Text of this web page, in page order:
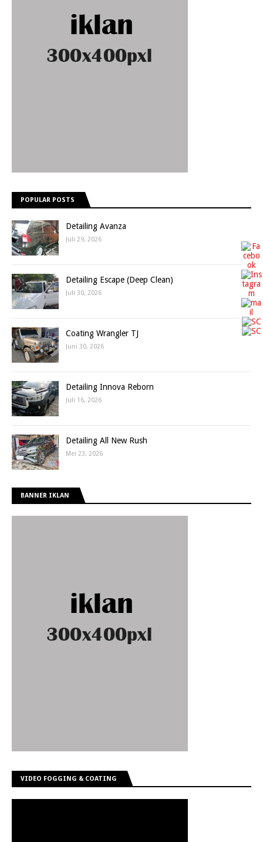
POPULAR POSTS
Detailing Avanza
Juli 29, 2026
Detailing Escape (Deep Clean)
Juli 30, 2026
Coating Wrangler TJ
Juni 30, 2026
Detailing Innova Reborn
Juli 16, 2026
Detailing All New Rush
Mei 23, 2026
BANNER IKLAN
VIDEO FOGGING & COATING